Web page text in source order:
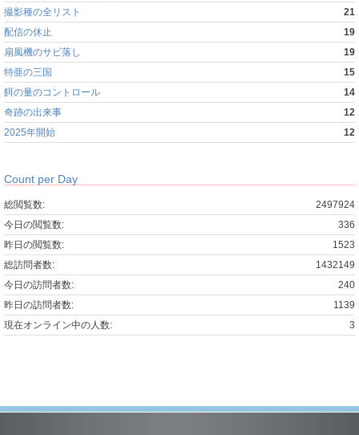
撮影種の全リスト
21
配信の休止
19
扇風機のサビ落し
19
特亜の三国
15
餌の量のコントロール
14
奇跡の出来事
12
2025年開始
12
Count per Day
2497924
総閲覧数:
336
今日の閲覧数:
1523
昨日の閲覧数:
1432149
総訪問者数:
240
今日の訪問者数:
1139
昨日の訪問者数:
3
現在オンライン中の人数: